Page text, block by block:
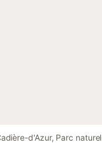
d'Azur, Parc naturel